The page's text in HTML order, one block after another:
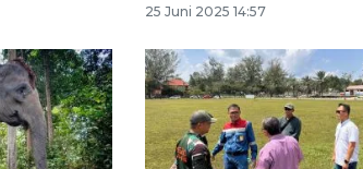
25 Juni 2025 14:57